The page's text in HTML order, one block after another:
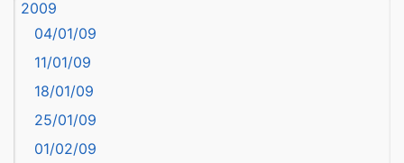
Balıkesir
Bartın
başkentler
Batman
Bayburt
Bilecik
2009
04/01/09
11/01/09
18/01/09
25/01/09
01/02/09